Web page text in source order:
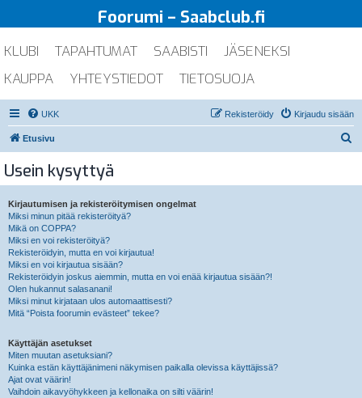
Foorumi – Saabclub.fi
KLUBI TAPAHTUMAT SAABISTI
JÄSENEKSI
KAUPPA
YHTEYSTIEDOT TIETOSUOJA
UKK Kirjaudu sisään
Rekisteröidy
Etusivu
Usein kysyttyä
Kirjautumisen ja rekisteröitymisen ongelmat
Miksi minun pitää rekisteröityä?
Mikä on COPPA?
Miksi en voi rekisteröityä?
Rekisteröidyin, mutta en voi kirjautua!
Miksi en voi kirjautua sisään?
Rekisteröidyin joskus aiemmin, mutta en voi enää kirjautua sisään?!
Olen hukannut salasanani!
Miksi minut kirjataan ulos automaattisesti?
Mitä “Poista foorumin evästeet” tekee?
Käyttäjän asetukset
Miten muutan asetuksiani?
Kuinka estän käyttäjänimeni näkymisen paikalla olevissa käyttäjissä?
Ajat ovat väärin!
Vaihdoin aikavyöhykkeen ja kellonaika on silti väärin!